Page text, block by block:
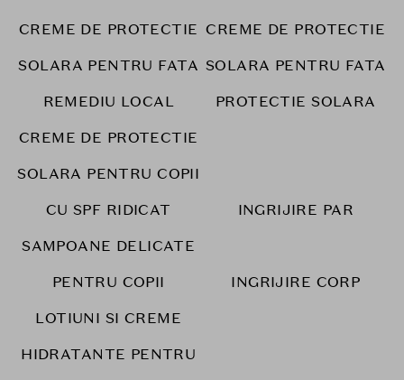
CREME DE PROTECTIE
SOLARA PENTRU FATA
CREME DE PROTECTIE
SOLARA PENTRU FATA
REMEDIU LOCAL
PROTECTIE SOLARA
CREME DE PROTECTIE
SOLARA PENTRU COPII
CU SPF RIDICAT
INGRIJIRE PAR
SAMPOANE DELICATE
PENTRU COPII
INGRIJIRE CORP
LOTIUNI SI CREME
HIDRATANTE PENTRU